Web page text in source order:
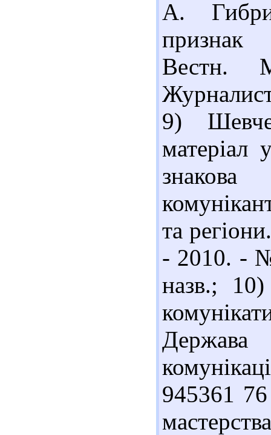
А.
признак
Вестн.
9)
матеріал
та
- 2010. -
назв.;
945361